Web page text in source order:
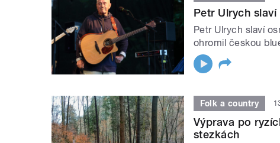
Petr Ulrych
Petr Ulrych slaví
ohromil českou
Folk a country
Výprava po
stezkách